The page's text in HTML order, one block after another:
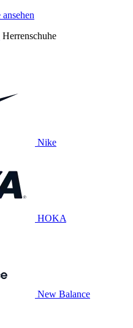
Herrenschuhe
Nike
HOKA
New Balance